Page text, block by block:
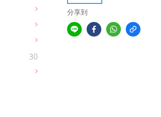
30
分享到